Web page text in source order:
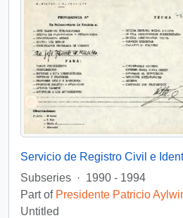
Servicio de Registro Civil e
Subseries · 1990 - 1994
Part of Presidente Patricio
Untitled